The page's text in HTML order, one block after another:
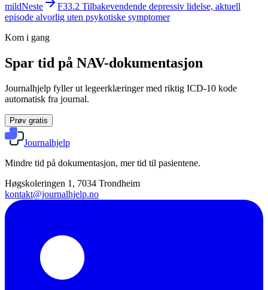
mildNeste F33.2 Tilbakevendende depressiv lidelse, aktuell
episode alvorlig uten psykotiske symptomer
Kom i gang
Spar tid på NAV-dokumentasjon
Journalhjelp fyller ut legeerklæringer med riktig ICD-10 kode
automatisk fra journal.
Prøv gratis
Journalhjelp
Mindre tid på dokumentasjon, mer tid til pasientene.
Høgskoleringen 1, 7034 Trondheim
kontakt@journalhjelp.no